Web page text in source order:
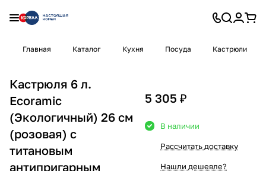
Главная Каталог Кухня Посуда Кастрюли
Кастрюля 6 л.
Ecoramic
(Экологичный) 26 см
(розовая) с
титановым
антипригарным
5 305 ₽
В наличии
Рассчитать доставку
Нашли дешевле?